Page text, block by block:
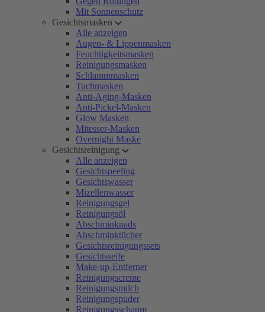
Mit Sonnenschutz
Gesichtsmasken
Alle anzeigen
Augen- & Lippenmasken
Feuchtigkeitsmasken
Reinigungsmasken
Schlammmasken
Tuchmasken
Anti-Aging-Masken
Anti-Pickel-Masken
Glow Masken
Mitesser-Masken
Overnight Maske
Gesichtsreinigung
Alle anzeigen
Gesichtspeeling
Gesichtswasser
Mizellenwasser
Reinigungsgel
Reinigungsöl
Abschminkpads
Abschminktücher
Gesichtsreinigungssets
Gesichtsseife
Make-up-Entferner
Reinigungscreme
Reinigungsmilch
Reinigungspuder
Reinigungsschaum